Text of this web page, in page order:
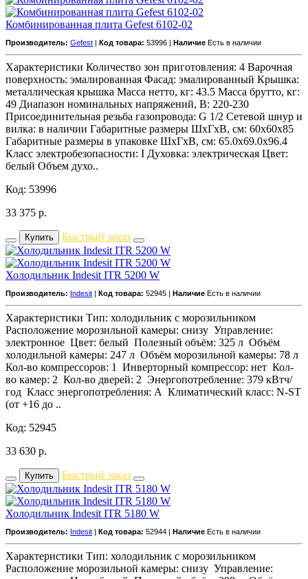
Комбинированная плита Gefest 6102-02
Производитель: Gefest | Код товара: 53996 | Наличие Есть в наличии
Характеристики Количество зон приготовления: 4 Варочная
поверхность: эмалированная Фасад: эмалированный Крышка:
металлическая крышка Масса нетто, кг: 43.5 Масса брутто, кг:
49 Диапазон номинальных напряжений, В: 220-230
Присоединительная резьба газопровода: G 1/2 Сетевой шнур и
вилка: в наличии Габаритные размеры ШхГхВ, см: 60x60x85
Габаритные размеры в упаковке ШхГхВ, см: 65.0x69.0x96.4
Класс электробезопасности: I Духовка: электрическая Цвет:
белый Объем духо..
Код: 53996
33 375 р.
Купить Быстрый заказ
Холодильник Indesit ITR 5200 W
Производитель: Indesit | Код товара: 52945 | Наличие Есть в наличии
Характеристики Тип: холодильник с морозильником
Расположение морозильной камеры: снизу Управление:
электронное Цвет: белый Полезный объём: 325 л Объём
холодильной камеры: 247 л Объём морозильной камеры: 78 л
Кол-во компрессоров: 1 Инверторный компрессор: нет Кол-
во камер: 2 Кол-во дверей: 2 Энергопотребление: 379 кВтч/
год Класс энeргопотребления: A Климатический класс: N-ST
(от +16 до ..
Код: 52945
33 630 р.
Купить Быстрый заказ
Холодильник Indesit ITR 5180 W
Производитель: Indesit | Код товара: 52944 | Наличие Есть в наличии
Характеристики Тип: холодильник с морозильником
Расположение морозильной камеры: снизу Управление: